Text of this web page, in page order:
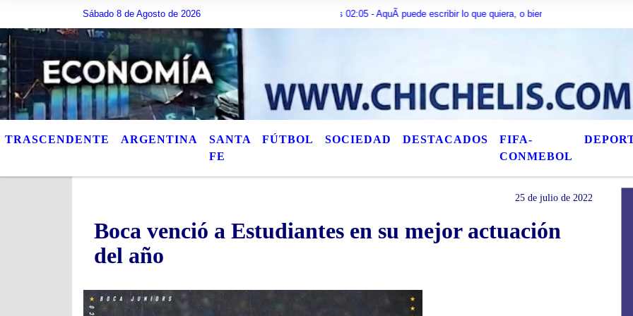
Sábado 8 de Agosto de 2026
Hoy es Sábado 8 de Agosto de 2026 y son las 02:05 - AquÃ­ puede escribir lo que quiera, o bien puede mostrar los Ãºltimos
TRASCENDENTE ARGENTINA
SANTA
FE
FÚTBOL SOCIEDAD DESTACADOS
FIFA-
CONMEBOL
25 de julio de 2022
Boca venció a Estudiantes en su mejor actuación
del año